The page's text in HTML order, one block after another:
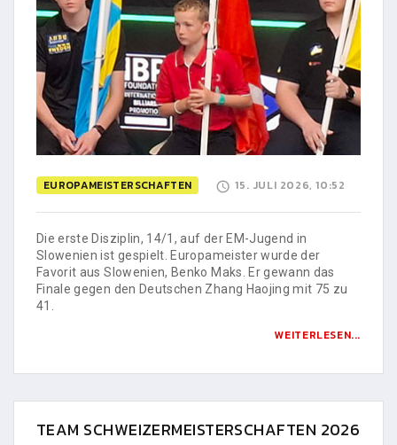
EUROPAMEISTERSCHAFTEN 15. JULI 2026, 10:52
Die erste Disziplin, 14/1, auf der EM-Jugend in
Slowenien ist gespielt. Europameister wurde der
Favorit aus Slowenien, Benko Maks. Er gewann das
Finale gegen den Deutschen Zhang Haojing mit 75 zu
41.
WEITERLESEN...
TEAM SCHWEIZERMEISTERSCHAFTEN 2026